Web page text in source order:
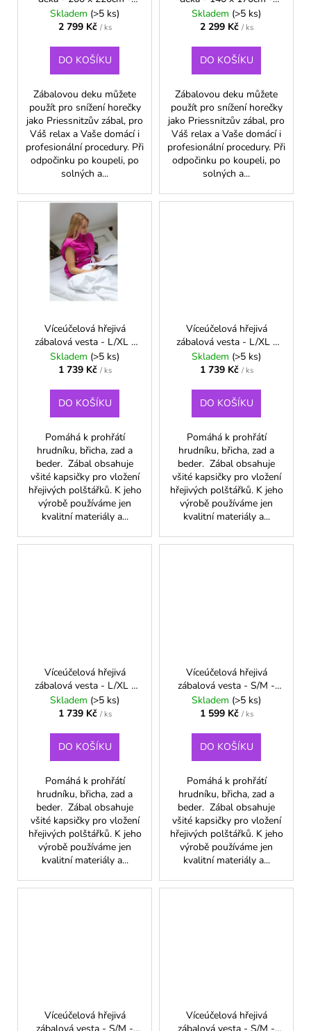
Zelená
Skladem (>5 ks)
2 799 Kč / ks
DO KOŠÍKU
Zábalovou deku můžete
použít pro snížení horečky
jako Priessnitzův zábal, pro
Váš relax a Vaše domácí i
profesionální procedury. Při
odpočinku po koupeli, po
solných a...
Zelená
Skladem (>5 ks)
2 299 Kč / ks
DO KOŠÍKU
Zábalovou deku můžete
použít pro snížení horečky
jako Priessnitzův zábal, pro
Váš relax a Vaše domácí i
profesionální procedury. Při
odpočinku po koupeli, po
solných a...
Víceúčelová hřejivá
zábalová vesta - L/XL -
Malinová
Skladem (>5 ks)
1 739 Kč / ks
DO KOŠÍKU
Pomáhá k prohřátí
hrudníku, břicha, zad a
beder. Zábal obsahuje
všité kapsičky pro vložení
hřejivých polštářků. K jeho
výrobě používáme jen
kvalitní materiály a...
Víceúčelová hřejivá
zábalová vesta - L/XL -
Tmavě modrá
Skladem (>5 ks)
1 739 Kč / ks
DO KOŠÍKU
Pomáhá k prohřátí
hrudníku, břicha, zad a
beder. Zábal obsahuje
všité kapsičky pro vložení
hřejivých polštářků. K jeho
výrobě používáme jen
kvalitní materiály a...
Víceúčelová hřejivá
zábalová vesta - L/XL -
Zelená
Skladem (>5 ks)
1 739 Kč / ks
DO KOŠÍKU
Pomáhá k prohřátí
hrudníku, břicha, zad a
beder. Zábal obsahuje
všité kapsičky pro vložení
hřejivých polštářků. K jeho
výrobě používáme jen
kvalitní materiály a...
Víceúčelová hřejivá
zábalová vesta - S/M -
Malinová
Skladem (>5 ks)
1 599 Kč / ks
DO KOŠÍKU
Pomáhá k prohřátí
hrudníku, břicha, zad a
beder. Zábal obsahuje
všité kapsičky pro vložení
hřejivých polštářků. K jeho
výrobě používáme jen
kvalitní materiály a...
Víceúčelová hřejivá
Víceúčelová hřejivá